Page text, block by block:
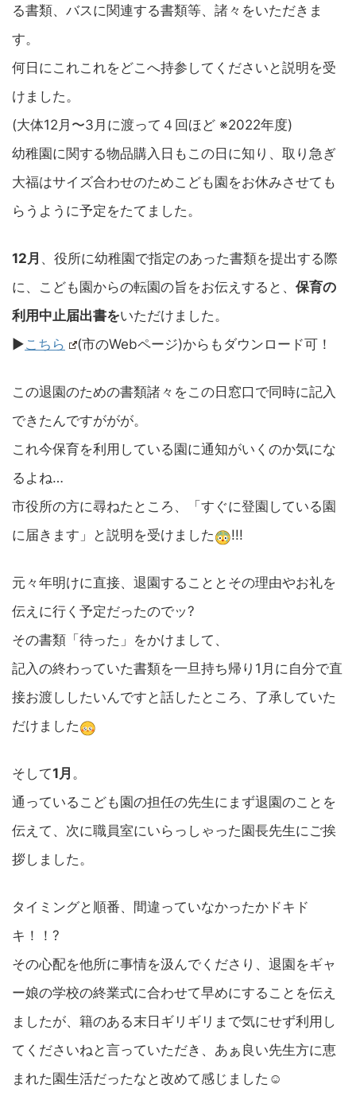
る書類、バスに関連する書類等、諸々をいただきま
す。
何日にこれこれをどこへ持参してくださいと説明を受
けました。
(大体12月〜3月に渡って４回ほど ※2022年度)
幼稚園に関する物品購入日もこの日に知り、取り急ぎ
大福はサイズ合わせのためこども園をお休みさせても
らうように予定をたてました。
12月 、役所に幼稚園で指定のあった書類を提出する際
に、こども園からの転園の旨をお伝えすると、 保育の
利用中止届出書をいただけました。
▶︎こちら (市のWebページ)からもダウンロード可！
この退園のための書類諸々をこの日窓口で同時に記入
できたんですががが。
これ今保育を利用している園に通知がいくのか気にな
るよね…
市役所の方に尋ねたところ、「すぐに登園している園
に届きます」と説明を受けました
!!!
元々年明けに直接、退園することとその理由やお礼を
伝えに行く予定だったのでッ?
その書類「待った」をかけまして、
記入の終わっていた書類を一旦持ち帰り1月に自分で直
接お渡ししたいんですと話したところ、了承していた
だけました
そして1月 。
通っているこども園の担任の先生にまず退園のことを
伝えて、次に職員室にいらっしゃった園長先生にご挨
拶しました。
タイミングと順番、間違っていなかったかドキド
キ！！?
その心配を他所に事情を汲んでくださり、退園をギャ
ー娘の学校の終業式に合わせて早めにすることを伝え
ましたが、籍のある末日ギリギリまで気にせず利用し
てくださいねと言っていただき、あぁ良い先生方に恵
まれた園生活だったなと改めて感じました☺️